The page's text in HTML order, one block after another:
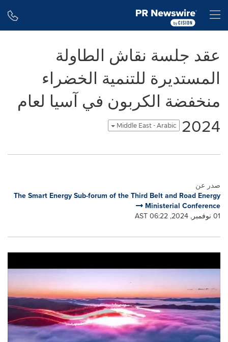
عقد جلسة نقاش الطاولة
المستديرة للتنمية الخضراء
منخفضة الكربون في آسيا لعام
2024
Middle East - Arabic
صدر عن
The Smart Energy Sub-forum of the Third Belt and Road Energy
Ministerial Conference
01 نوفمبر, 2024, 06:22 AST